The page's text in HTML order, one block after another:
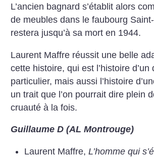
L’ancien bagnard s’établit alors
de meubles dans le faubourg
restera jusqu’à sa mort en 1944.
Laurent Maffre réussit une belle
cette histoire, qui est l’histoire d’un
particulier, mais aussi l’histoire
un trait que l’on pourrait dire plein
cruauté à la fois.
Guillaume D (AL Montrouge)
Laurent Maffre, L’homme qui